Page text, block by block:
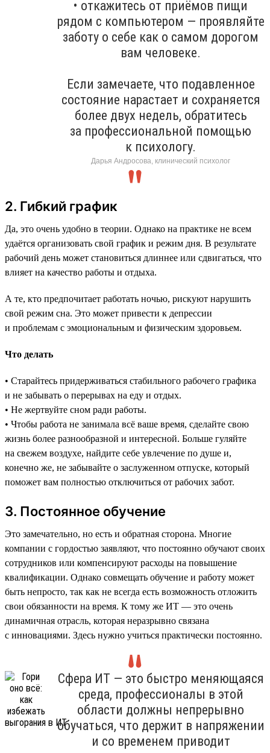
• откажитесь от приёмов пищи
рядом с компьютером — проявляйте
заботу о себе как о самом дорогом
вам человеке.
Если замечаете, что подавленное
состояние нарастает и сохраняется
более двух недель, обратитесь
за профессиональной помощью
к психологу.
Дарья Андросова, клинический психолог
2. Гибкий график
Да, это очень удобно в теории. Однако на практике не всем
удаётся организовать свой график и режим дня. В результате
рабочий день может становиться длиннее или сдвигаться, что
влияет на качество работы и отдыха.
А те, кто предпочитает работать ночью, рискуют нарушить
свой режим сна. Это может привести к депрессии
и проблемам с эмоциональным и физическим здоровьем.
Что делать
• Старайтесь придерживаться стабильного рабочего графика
и не забывать о перерывах на еду и отдых.
• Не жертвуйте сном ради работы.
• Чтобы работа не занимала всё ваше время, сделайте свою
жизнь более разнообразной и интересной. Больше гуляйте
на свежем воздухе, найдите себе увлечение по душе и,
конечно же, не забывайте о заслуженном отпуске, который
поможет вам полностью отключиться от рабочих забот.
3. Постоянное обучение
Это замечательно, но есть и обратная сторона. Многие
компании с гордостью заявляют, что постоянно обучают своих
сотрудников или компенсируют расходы на повышение
квалификации. Однако совмещать обучение и работу может
быть непросто, так как не всегда есть возможность отложить
свои обязанности на время. К тому же ИТ — это очень
динамичная отрасль, которая неразрывно связана
с инновациями. Здесь нужно учиться практически постоянно.
Сфера ИТ — это быстро меняющаяся
среда, профессионалы в этой
области должны непрерывно
обучаться, что держит в напряжении
и со временем приводит